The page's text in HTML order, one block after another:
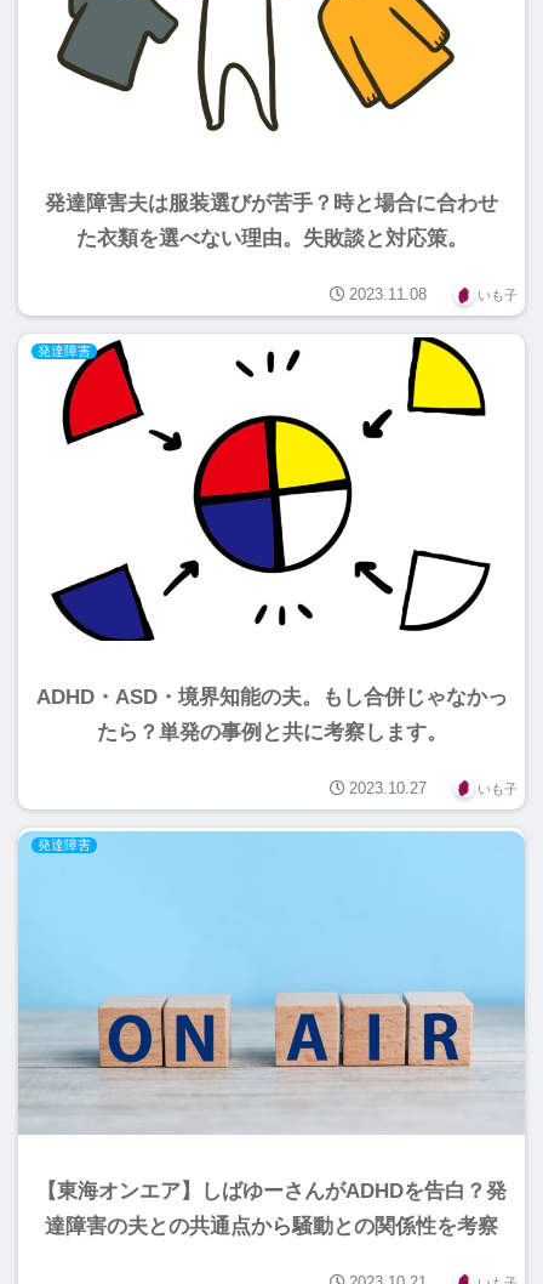
発達障害夫は服装選びが苦手？時と場合に合わせ
た衣類を選べない理由。失敗談と対応策。
2023.11.08 いも子
発達障害
ADHD・ASD・境界知能の夫。もし合併じゃなかっ
たら？単発の事例と共に考察します。
2023.10.27 いも子
発達障害
【東海オンエア】しばゆーさんがADHDを告白？発
達障害の夫との共通点から騒動との関係性を考察